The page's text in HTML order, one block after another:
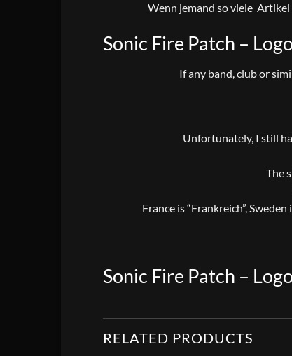
Wenn jemand so viele Artikel
Sonic Fire Patch – Logo
If any band, club or
Unfortunately, I still
The
France is “Frankreich”,
Sonic Fire Patch – Logo
RELATED PRODUCTS